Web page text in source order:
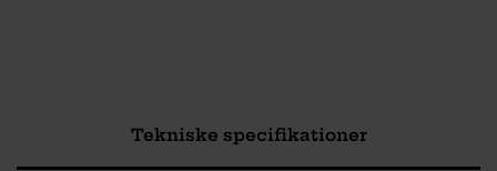
Tekniske specifikationer